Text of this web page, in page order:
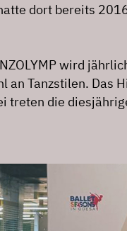
dort bereits
wird
an Tanzstilen. Das
treten die